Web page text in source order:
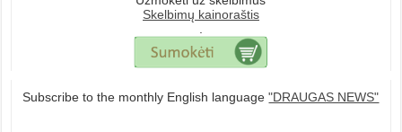
Skelbimų kainoraštis
Subscribe to the monthly English language"DRAUGAS NEWS"